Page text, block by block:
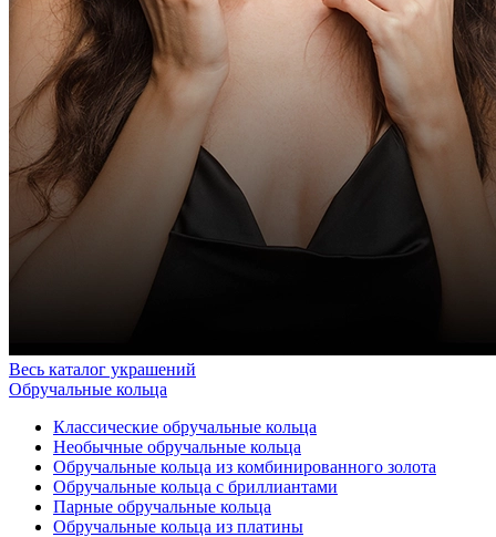
Весь каталог украшений
Обручальные кольца
Классические обручальные кольца
Необычные обручальные кольца
Обручальные кольца из комбинированного золота
Обручальные кольца с бриллиантами
Парные обручальные кольца
Обручальные кольца из платины